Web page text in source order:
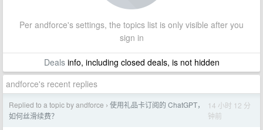
Per andforce's settings, the topics list is only visible after you
sign in
Dealsinfo, including closed deals, is not hidden
andforce's recent replies
Replied to a topic by andforce › 使用礼品卡订阅的 ChatGPT，
如何丝滑续费？
14 小时 12 分
钟前